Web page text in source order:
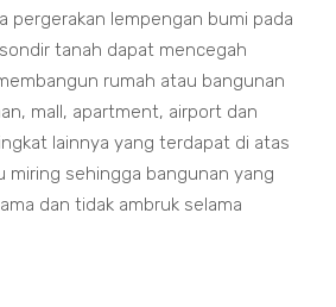
pergerakan lempengan bumi pada
tanah dapat mencegah
rumah atau bangunan
mall, apartment, airport dan
lainnya yang terdapat di atas
miring sehingga bangunan yang
dan tidak ambruk selama